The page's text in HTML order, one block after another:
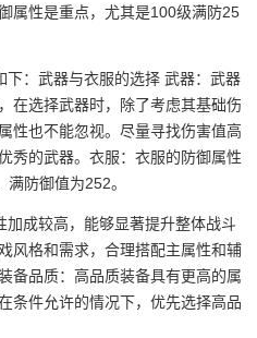
属性是重点，尤其是100级满防25
下：武器与衣服的选择 武器：武器
在选择武器时，除了考虑其基础伤
性也不能忽视。尽量寻找伤害值高
秀的武器。衣服：衣服的防御属性
防御值为252。
加成较高，能够显著提升整体战斗
风格和需求，合理搭配主属性和辅
备品质：高品质装备具有更高的属
条件允许的情况下，优先选择高品